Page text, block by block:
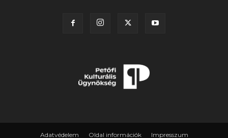
Adatvédelem Oldal információk Impresszum